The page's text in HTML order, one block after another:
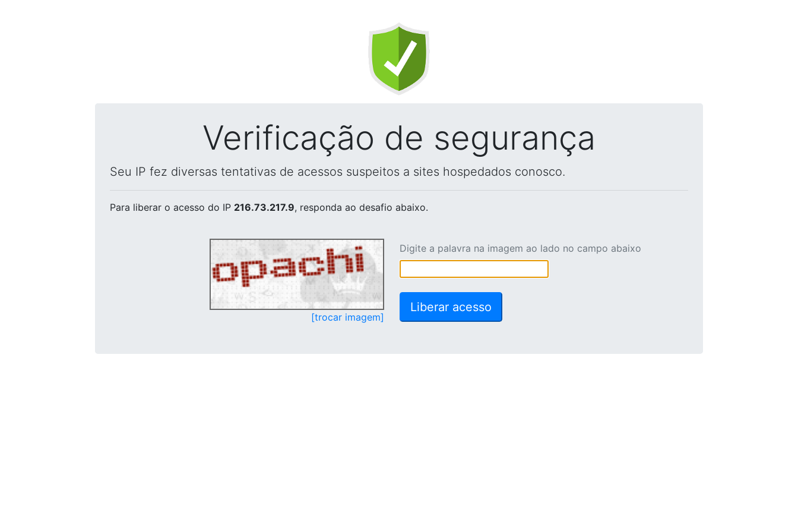
Verificação de segurança
Seu IP fez diversas tentativas de acessos suspeitos a sites hospedados conosco.
Para liberar o acesso do IP 216.73.217.9, responda ao desafio abaixo.
[trocar imagem]
Digite a palavra na imagem ao lado no campo abaixo